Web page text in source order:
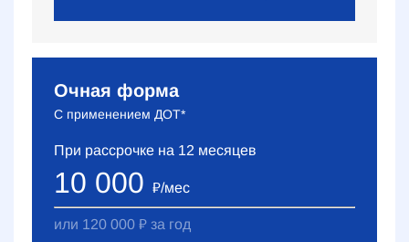
Очная форма
С применением ДОТ*
При рассрочке на 12 месяцев
10 000 ₽/мес
или 120 000 ₽ за год